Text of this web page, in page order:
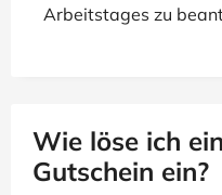
Arbeitstages zu
Wie löse ich
Gutschein ein?